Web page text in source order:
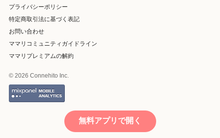
プライバシーポリシー
特定商取引法に基づく表記
お問い合わせ
ママリコミュニティガイドライン
ママリプレミアムの解約
© 2026 Connehito Inc.
無料アプリで開く